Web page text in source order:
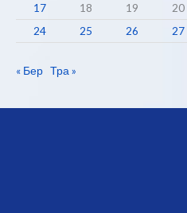
17
18 19 20
24
25 26 27
« Бер Тра »